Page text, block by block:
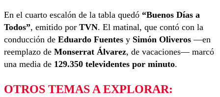
En el cuarto escalón de la tabla quedó “Buenos Días a
Todos”, emitido por TVN. El matinal, que contó con la
conducción de Eduardo Fuentes y Simón Oliveros —en
reemplazo de Monserrat Álvarez, de vacaciones— marcó
una media de 129.350 televidentes por minuto.
OTROS TEMAS A EXPLORAR: